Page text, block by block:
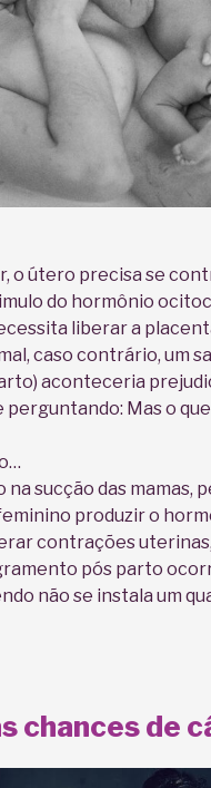
o útero precisa se
do hormônio
liberar a
caso contrário, um
aconteceria
perguntando: Mas o
na sucção das mamas,
produzir o
contrações
pós parto
não se instala um
chances de